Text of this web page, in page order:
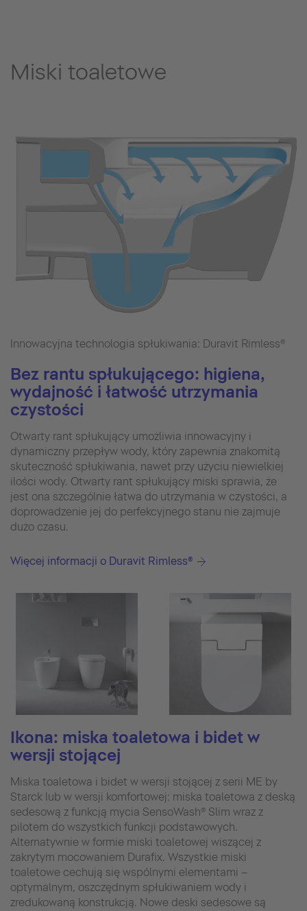
Miski toaletowe
Innowacyjna technologia spłukiwania: Duravit Rimless®
Bez rantu spłukującego: higiena,
wydajność i łatwość utrzymania
czystości
Otwarty rant spłukujący umożliwia innowacyjny i
dynamiczny przepływ wody, który zapewnia znakomitą
skuteczność spłukiwania, nawet przy użyciu niewielkiej
ilości wody. Otwarty rant spłukujący miski sprawia, że
jest ona szczególnie łatwa do utrzymania w czystości, a
doprowadzenie jej do perfekcyjnego stanu nie zajmuje
dużo czasu.
Więcej informacji o Duravit Rimless®
Ikona: miska toaletowa i bidet w
wersji stojącej
Miska toaletowa i bidet w wersji stojącej z serii ME by
Starck lub w wersji komfortowej: miska toaletowa z deską
sedesową z funkcją mycia SensoWash® Slim wraz z
pilotem do wszystkich funkcji podstawowych.
Alternatywnie w formie miski toaletowej wiszącej z
zakrytym mocowaniem Durafix. Wszystkie miski
toaletowe cechują się wspólnymi elementami –
optymalnym, oszczędnym spłukiwaniem wody i
zredukowaną konstrukcją. Nowe deski sedesowe są